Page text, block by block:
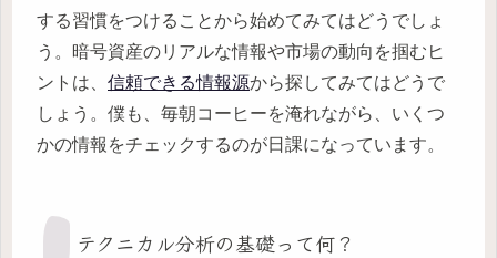
する習慣をつけることから始めてみてはどうでしょ
う。暗号資産のリアルな情報や市場の動向を掴むヒ
ントは、 信頼できる情報源から探してみてはどうで
しょう。僕も、毎朝コーヒーを淹れながら、いくつ
かの情報をチェックするのが日課になっています。
テクニカル分析の基礎って何？